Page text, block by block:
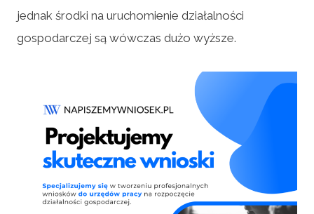
jednak środki na uruchomienie działalności
gospodarczej są wówczas dużo wyższe.